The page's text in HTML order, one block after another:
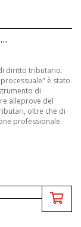
diritto tributario.
è stato
di
alleprove del
oltre che di
professionale.